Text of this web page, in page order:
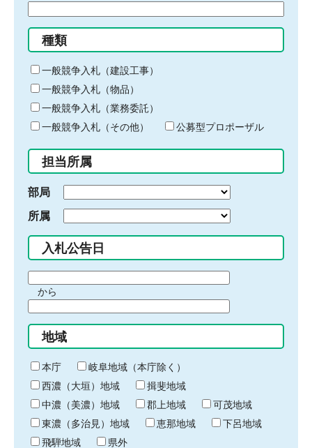
る
キ
ー
ワ
ー
ド
入
力
種類
一般競争入札（建設工事）
一般競争入札（物品）
一般競争入札（業務委託）
一般競争入札（その他）
公募型プロポーザル
担当所属
部局
所属
入札公告日
間
始
り
から
間
終
わ
り
地域
本庁
岐阜地域（本庁除く）
西濃（大垣）地域
揖斐地域
中濃（美濃）地域
郡上地域
可茂地域
東濃（多治見）地域
恵那地域
下呂地域
飛騨地域
県外